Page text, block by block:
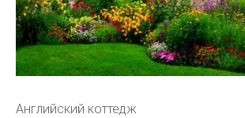
Английский коттедж